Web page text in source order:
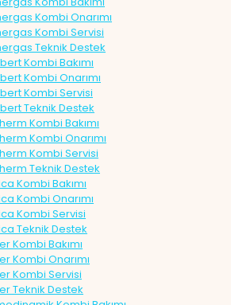
Kombi Onarımı
Kombi Servisi
Teknik Destek
Kombi Bakımı
Kombi Onarımı
Kombi Servisi
Teknik Destek
Kombi Bakımı
Kombi Onarımı
Kombi Servisi
Teknik Destek
Kombi Bakımı
Kombi Onarımı
Kombi Servisi
Teknik Destek
Kombi Bakımı
Kombi Onarımı
Kombi Servisi
Teknik Destek